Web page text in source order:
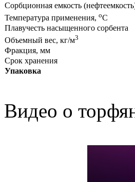
Сорбционная емкость
Температура применения, оС
Плавучесть насыщенного сорбента
Объемный вес, кг/м3
Фракция, мм
Срок хранения
Упаковка
Видео о